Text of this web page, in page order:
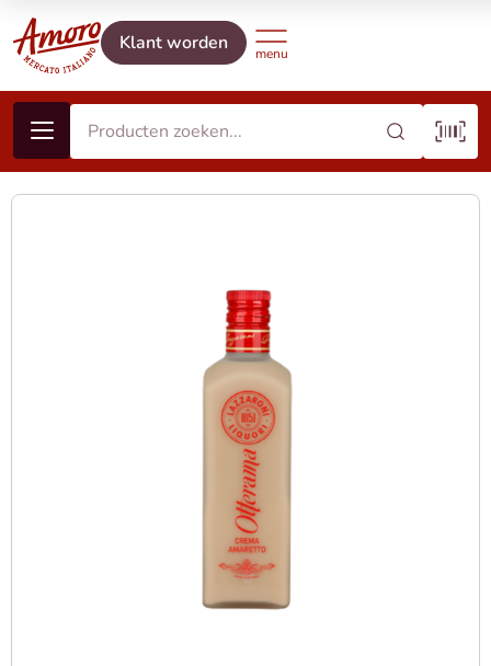
Klant worden